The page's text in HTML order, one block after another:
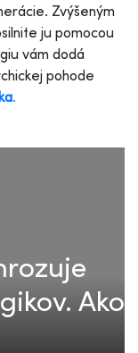
Zvýšeným
ju pomocou
vám dodá
pohode
.
Ako